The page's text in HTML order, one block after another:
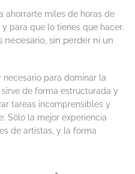
ahorrarte miles de horas de
para que lo tienes que hacer.
necesario, sin perder ni un
para dominar la
de forma estructurada y
tareas incomprensibles y
Sólo la mejor experiencia
de artistas, y la forma